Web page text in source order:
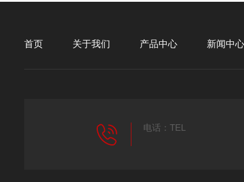
首页 关于我们 产品中心 新闻中心
电话：TEL